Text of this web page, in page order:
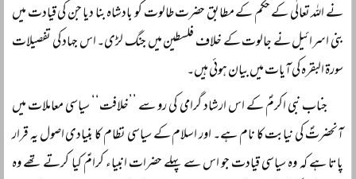
نے اللہ تعالٰی کے حکم کے مطابق حضرت طالوت کو بادشاہ بنا دیا جن کی قیادت میں
بنی اسرائیل نے جالوت کے خلاف فلسطین میں جنگ لڑی۔ اس جہاد کی تفصیلات
سورۃ البقرہ کی آیات میں بیان ہوئی ہیں۔
جناب نبی اکرمؐ کے اس ارشاد گرامی کی رو سے ’’خلافت‘‘ سیاسی معاملات میں
آنحضرتؐ کی نیابت کا نام ہے۔ اور اسلام کے سیاسی نظام کا بنیادی اصول یہ قرار
پاتا ہے کہ وہ سیاسی قیادت جو اس سے پہلے حضرات انبیاء کرامؑ کیا کرتے تھے وہ